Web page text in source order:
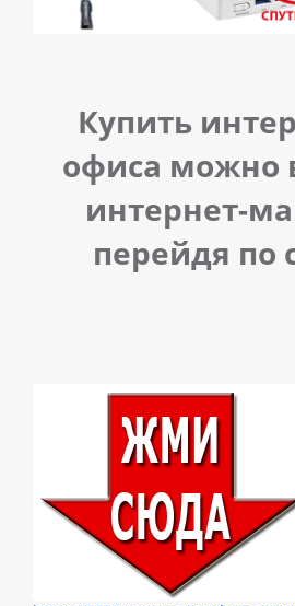
Купить
офиса можно
интернет-
перейдя по